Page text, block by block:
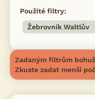
Použité filtry:
Žebrovník Waltlův
Zadaným filtrům
Zkuste zadat menší